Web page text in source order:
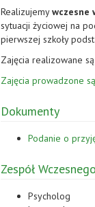
Realizujemywczesne
sytuacji życiowej na
pierwszej szkoły
Zajęcia realizowane
Zajęcia prowadzone
Dokumenty
Podanie o
Zespół
Psycholog